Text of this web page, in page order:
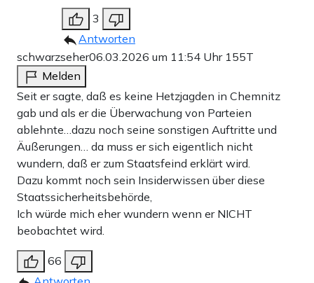
3
Antworten
schwarzseher06.03.2026 um 11:54 Uhr 155T
Melden
Seit er sagte, daß es keine Hetzjagden in Chemnitz
gab und als er die Überwachung von Parteien
ablehnte…dazu noch seine sonstigen Auftritte und
Äußerungen… da muss er sich eigentlich nicht
wundern, daß er zum Staatsfeind erklärt wird.
Dazu kommt noch sein Insiderwissen über diese
Staatssicherheitsbehörde,
Ich würde mich eher wundern wenn er NICHT
beobachtet wird.
66